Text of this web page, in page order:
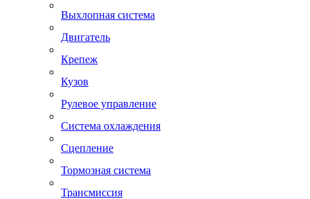
Выхлопная система
Двигатель
Крепеж
Кузов
Рулевое управление
Система охлаждения
Сцепление
Тормозная система
Трансмиссия